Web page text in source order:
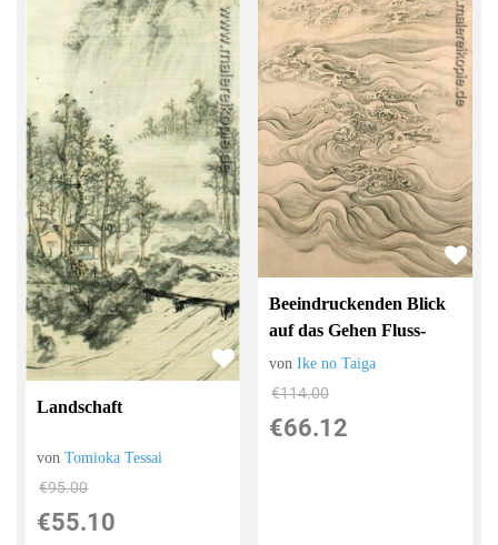
Landschaft
vonTomioka Tessai
€95.00
€55.10
Beeindruckenden Blick
auf das Gehen Fluss-
vonIke no Taiga
€114.00
€66.12